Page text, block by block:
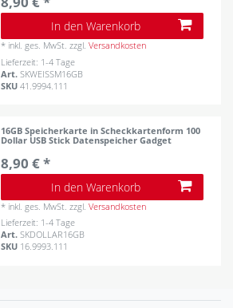
In den Warenkorb
* inkl. ges. MwSt. zzgl.Versandkosten
Lieferzeit: 1-4 Tage
Art.SKWEISSM16GB
SKU41.9994.111
16GB Speicherkarte in Scheckkartenform 100
Dollar USB Stick Datenspeicher Gadget
8,90 € *
In den Warenkorb
* inkl. ges. MwSt. zzgl.Versandkosten
Lieferzeit: 1-4 Tage
Art.SKDOLLAR16GB
SKU 16.9993.111